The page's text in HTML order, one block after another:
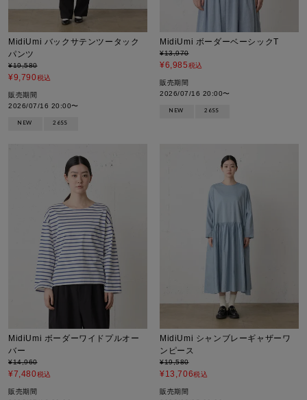
MidiUmi バックサテンツータック
パンツ
¥19,580
¥9,790税込
販売期間
2026/07/16 20:00〜
NEW 26SS
MidiUmi ボーダーベーシックT
¥13,970
¥6,985税込
販売期間
2026/07/16 20:00〜
NEW 26SS
MidiUmi ボーダーワイドプルオー
バー
¥14,960
¥7,480税込
販売期間
MidiUmi シャンブレーギャザーワ
ンピース
¥19,580
¥13,706税込
販売期間